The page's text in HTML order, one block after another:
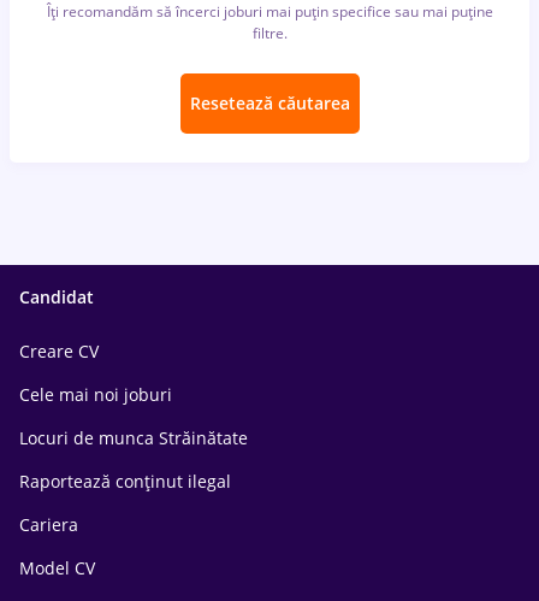
Îți recomandăm să încerci joburi mai puțin specifice sau mai puține
filtre.
Resetează căutarea
Candidat
Creare CV
Cele mai noi joburi
Locuri de munca Străinătate
Raportează conținut ilegal
Cariera
Model CV